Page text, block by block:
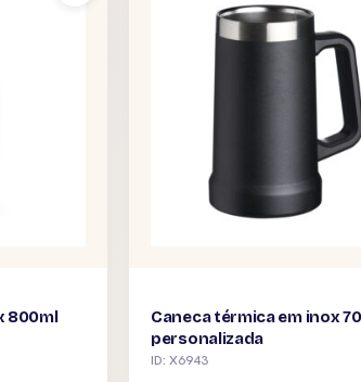
800ml
Caneca térmica em inox
personalizada
ID: X6943